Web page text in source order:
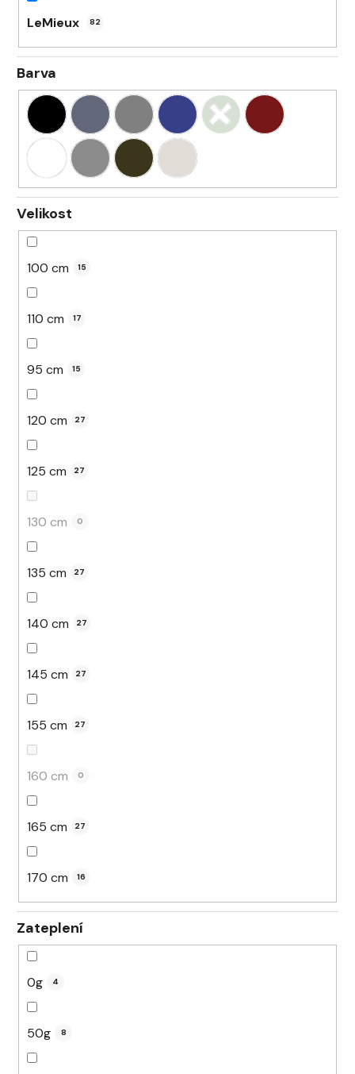
LeMieux 82
Barva
Velikost
100 cm 15
110 cm 17
95 cm 15
120 cm 27
125 cm 27
130 cm 0
135 cm 27
140 cm 27
145 cm 27
155 cm 27
160 cm 0
165 cm 27
170 cm 16
Zateplení
0g 4
50g 8